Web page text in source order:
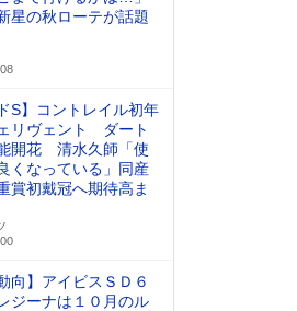
星の秋ローテが話題
S】コントレイル初年
リヴェント ダート
開花 清水久師「使
くなっている」同産
賞初戴冠へ期待高ま
向】アイビスＳＤ６
ジーナは１０月のル